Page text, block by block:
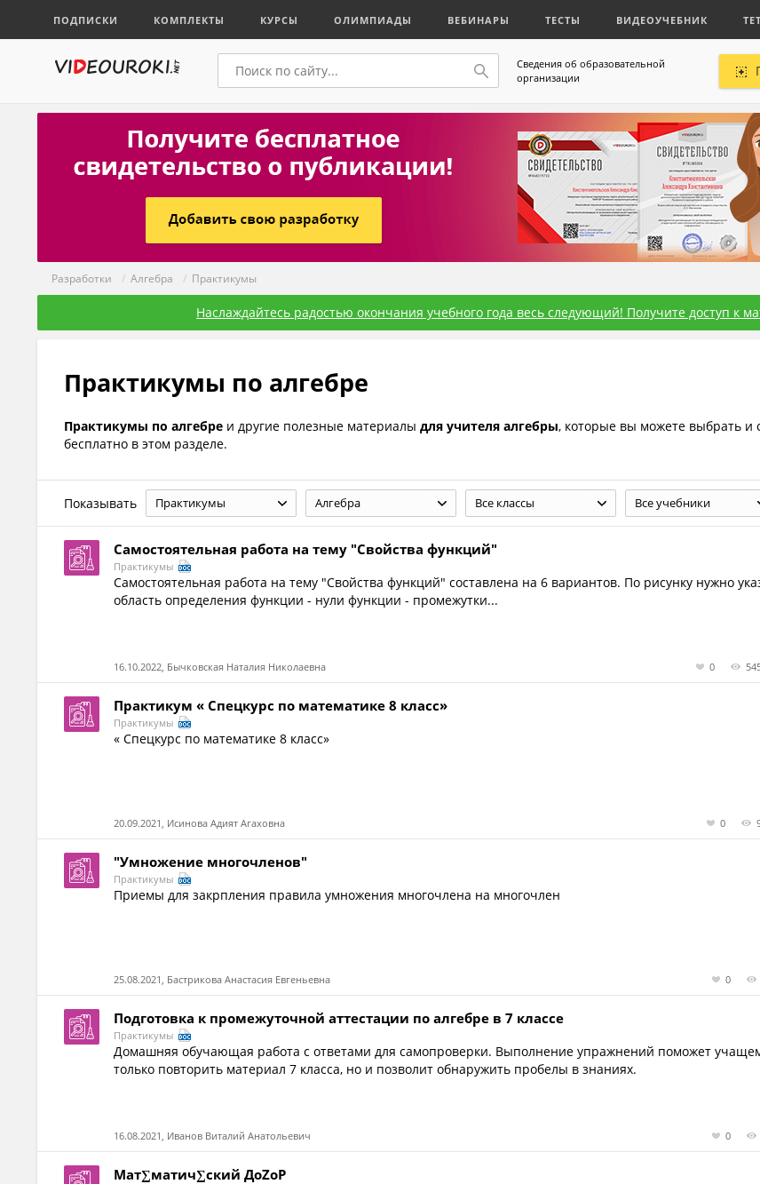
ПОДПИСКИ КОМПЛЕКТЫ КУРСЫ ОЛИМПИАДЫ ВЕБИНАРЫ ТЕСТЫ ВИДЕОУЧЕБНИК
Сведения об образовательной
организации
Разработки / Алгебра / Практикумы
Наслаждайтесь радостью окончания учебного года весь следующий! Получите доступ к
Практикумы по алгебре
Практикумы по алгебре и другие полезные материалы для учителя алгебры, которые вы можете выбрать и
бесплатно в этом разделе.
Показывать Практикумы Алгебра Все классы Все учебники
Самостоятельная работа на тему "Свойства функций"
Практикумы
Самостоятельная работа на тему "Свойства функций" составлена на 6 вариантов. По рисунку нужно
область определения функции - нули функции - промежутки...
16.10.2022, Бычковская Наталия Николаевна 0
Практикум « Спецкурс по математике 8 класс»
Практикумы
« Спецкурс по математике 8 класс»
20.09.2021, Исинова Адият Агаховна 0
"Умножение многочленов"
Практикумы
Приемы для закрпления правила умножения многочлена на многочлен
25.08.2021, Бастрикова Анастасия Евгеньевна 0
Подготовка к промежуточной аттестации по алгебре в 7 классе
Практикумы
Домашняя обучающая работа с ответами для самопроверки. Выполнение упражнений поможет
только повторить материал 7 класса, но и позволит обнаружить пробелы в знаниях.
16.08.2021, Иванов Виталий Анатольевич 0
Мат∑матич∑ский ДоZоР